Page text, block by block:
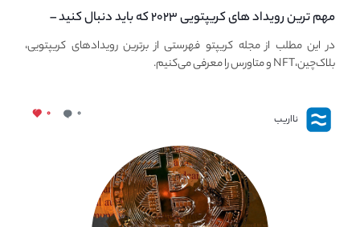
مهم ترین رویداد های کریپتویی ۲۰۲۳ که باید دنبال کنید –
معرفی بهترین رویداد های جهانی
در این مطلب از مجله کریپتو فهرستی از برترین رویدادهای کریپتویی،
بلاک‌چین،NFT و متاورس را معرفی می‌کنیم.
نااریب ۰ ۰